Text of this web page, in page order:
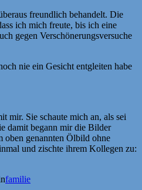
freundlich behandelt. Die
ich mich freute, bis ich eine
gegen Verschönerungsversuche
nie ein Gesicht entgleiten habe
mir. Sie schaute mich an, als sei
damit begann mir die Bilder
oben genannten Ölbild ohne
und zischte ihrem Kollegen zu:
Schlagwörter
familie